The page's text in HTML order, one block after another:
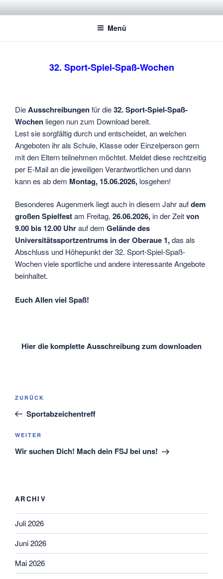
InhaltSTADTSPORTBUND JENA E.V.
Dachverband der Jenaer Sportvereine
Menü
32. Sport-Spiel-Spaß-Wochen
DieAusschreibungenfür die32. Sport-Spiel-Spaß-
Wochen liegen nun zum Download bereit.
Lest sie sorgfältig durch und entscheidet, an welchen
Angeboten ihr als Schule, Klasse oder Einzelperson gern
mit den Eltern teilnehmen möchtet. Meldet diese rechtzeitig
per E-Mail an die jeweiligen Verantwortlichen und dann
kann es ab dem Montag, 15.06.2026, losgehen!
Besonderes Augenmerk liegt auch in diesem Jahr aufdem
großen Spielfestam Freitag, 26.06.2026,in der Zeitvon
9.00 bis 12.00 Uhrauf dem Gelände des
Universitätssportzentrums in der Oberaue 1,das als
Abschluss und Höhepunkt der 32. Sport-Spiel-Spaß-
Wochen viele sportliche und andere interessante Angebote
beinhaltet.
Euch Allen viel Spaß!
Hier die komplette Ausschreibung zum downloaden
Beitragsnavigation
Vorheriger
Beitrag
ZURÜCK
Sportabzeichentreff
Nächster
Beitrag
WEITER
Wir suchen Dich! Mach dein FSJ bei uns!
ARCHIV
Juli 2026
Juni 2026
Mai 2026